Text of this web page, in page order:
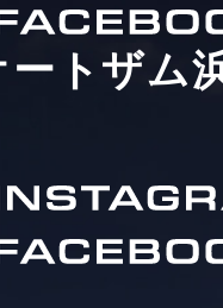
ートザム